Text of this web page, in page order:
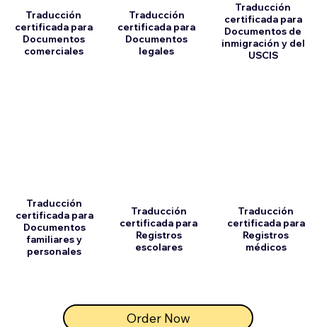
Traducción
certificada para
Documentos
comerciales
Traducción
certificada para
Documentos
familiares y
personales
Traducción
certificada para
Documentos
legales
Traducción
certificada para
Registros
escolares
Order Now
Traducción
certificada para
Documentos de
inmigración y del
USCIS
Traducción
certificada para
Registros
médicos